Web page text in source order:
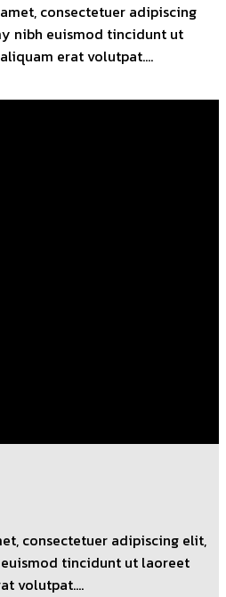
consectetuer adipiscing
nibh euismod tincidunt ut
erat volutpat….
consectetuer adipiscing elit,
tincidunt ut laoreet
volutpat….